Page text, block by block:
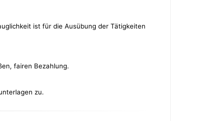
ist für die Ausübung der Tätigkeiten
fairen Bezahlung.
zu.